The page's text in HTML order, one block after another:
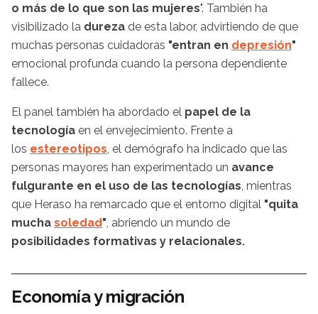
o más de lo que son las mujeres". También ha
visibilizado la dureza de esta labor, advirtiendo de que
muchas personas cuidadoras "entran en depresión"
emocional profunda cuando la persona dependiente
fallece.
El panel también ha abordado el papel de la
tecnología en el envejecimiento. Frente a
los estereotipos, el demógrafo ha indicado que las
personas mayores han experimentado un avance
fulgurante en el uso de las tecnologías, mientras
que Heraso ha remarcado que el entorno digital "quita
mucha soledad", abriendo un mundo de
posibilidades formativas y relacionales.
Economía y migración